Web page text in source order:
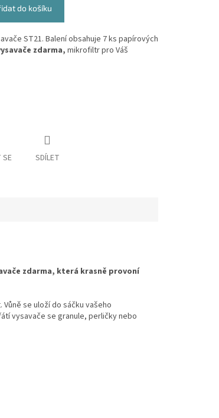
do košíku
ST21. Balení obsahuje 7 ks papírových
zdarma,mikrofiltr pro Váš
SE SDÍLET
zdarma, která krasně provoní
se uloží do sáčku vašeho
vysavače se granule, perličky nebo